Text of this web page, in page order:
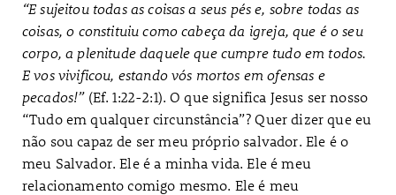
“E sujeitou todas as coisas a seus pés e, sobre todas as
coisas, o constituiu como cabeça da igreja, que é o seu
corpo, a plenitude daquele que cumpre tudo em todos.
E vos vivificou, estando vós mortos em ofensas e
pecados!”(Ef. 1:22-2:1). O que significa Jesus ser nosso
“Tudo em qualquer circunstância”? Quer dizer que eu
não sou capaz de ser meu próprio salvador. Ele é o
meu Salvador. Ele é a minha vida. Ele é meu
relacionamento comigo mesmo. Ele é meu